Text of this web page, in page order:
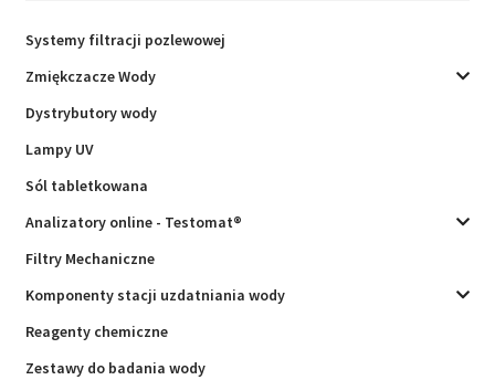
Systemy filtracji pozlewowej
Zmiękczacze Wody
Dystrybutory wody
Lampy UV
Sól tabletkowana
Analizatory online - Testomat®
Filtry Mechaniczne
Komponenty stacji uzdatniania wody
Reagenty chemiczne
Zestawy do badania wody